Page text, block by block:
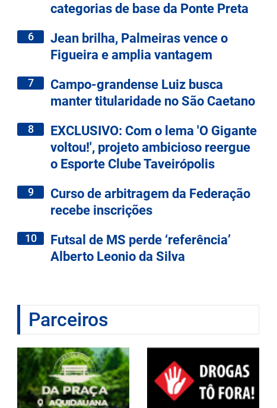
categorias de base da Ponte Preta
6
Jean brilha, Palmeiras vence o
Figueira e amplia vantagem
7
Campo-grandense Luiz busca
manter titularidade no São Caetano
8
EXCLUSIVO: Com o lema 'O Gigante
voltou!', projeto ambicioso reergue
o Esporte Clube Taveirópolis
9
Curso de arbitragem da Federação
recebe inscrições
10
Futsal de MS perde ‘referência’
Alberto Leonio da Silva
Parceiros